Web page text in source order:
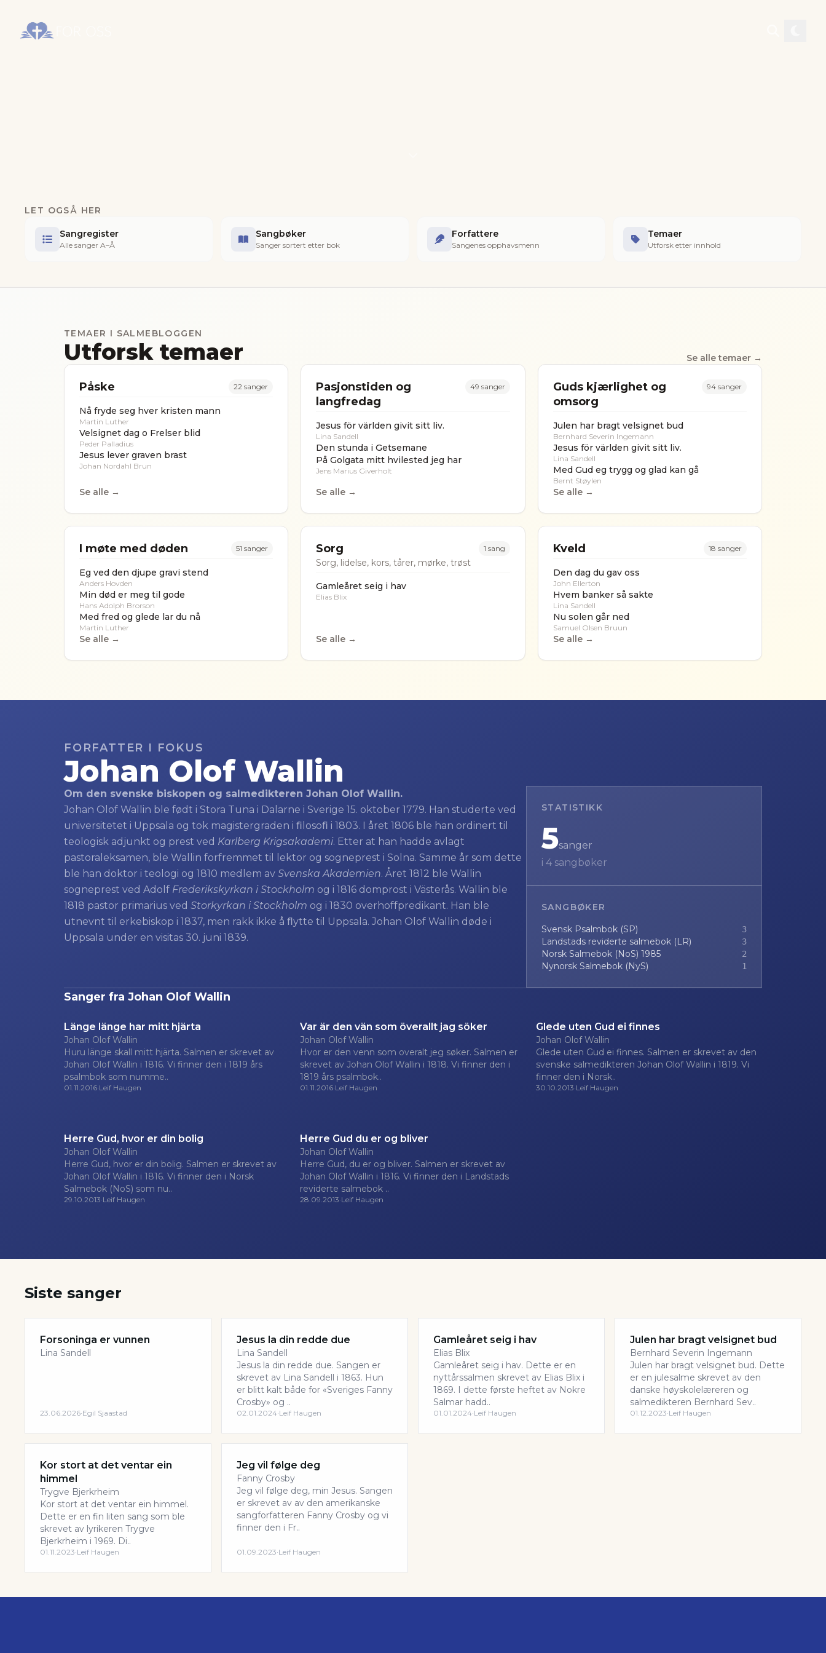
LET OGSÅ HER
Sangregister
Alle sanger A–Å
Sangbøker
Sanger sortert etter bok
Forfattere
Sangenes opphavsmenn
Temaer
Utforsk etter innhold
TEMAER I SALMEBLOGGEN
Utforsk temaer Se alle temaer →
Påske 22 sanger
Nå fryde seg hver kristen mann
Martin Luther
Velsignet dag o Frelser blid
Peder Palladius
Jesus lever graven brast
Johan Nordahl Brun
Se alle →
Pasjonstiden og
langfredag
49 sanger
Jesus för världen givit sitt liv.
Lina Sandell
Den stunda i Getsemane
På Golgata mitt hvilested jeg har
Jens Marius Giverholt
Se alle →
Guds kjærlighet og
omsorg
94 sanger
Julen har bragt velsignet bud
Bernhard Severin Ingemann
Jesus för världen givit sitt liv.
Lina Sandell
Med Gud eg trygg og glad kan gå
Bernt Støylen
Se alle →
I møte med døden 51 sanger
Eg ved den djupe gravi stend
Anders Hovden
Min død er meg til gode
Hans Adolph Brorson
Med fred og glede lar du nå
Martin Luther
Se alle →
Sorg 1 sang
Sorg, lidelse, kors, tårer, mørke, trøst
Gamleåret seig i hav
Elias Blix
Se alle →
Kveld 18 sanger
Den dag du gav oss
John Ellerton
Hvem banker så sakte
Lina Sandell
Nu solen går ned
Samuel Olsen Bruun
Se alle →
FORFATTER I FOKUS
Johan Olof Wallin
Om den svenske biskopen og salmedikteren Johan Olof Wallin.
Johan Olof Wallin ble født i Stora Tuna i Dalarne i Sverige 15. oktober 1779. Han studerte ved
universitetet i Uppsala og tok magistergraden i ﬁlosoﬁ i 1803. I året 1806 ble han ordinert til
teologisk adjunkt og prest ved Karlberg Krigsakademi. Etter at han hadde avlagt
pastoraleksamen, ble Wallin forfremmet til lektor og sogneprest i Solna. Samme år som dette
ble han doktor i teologi og 1810 medlem av Svenska Akademien. Året 1812 ble Wallin
sogneprest ved Adolf Frederikskyrkan i Stockholm og i 1816 domprost i Västerås. Wallin ble
1818 pastor primarius ved Storkyrkan i Stockholm og i 1830 overhoffpredikant. Han ble
utnevnt til erkebiskop i 1837, men rakk ikke å ﬂytte til Uppsala. Johan Olof Wallin døde i
Uppsala under en visitas 30. juni 1839.
STATISTIKK
5sanger
i 4 sangbøker
SANGBØKER
Svensk Psalmbok (SP)
3
Landstads reviderte salmebok (LR) 3
Norsk Salmebok (NoS) 1985 2
Nynorsk Salmebok (NyS) 1
Sanger fra Johan Olof Wallin
Länge länge har mitt hjärta
Johan Olof Wallin
Huru länge skall mitt hjärta. Salmen er skrevet av
Johan Olof Wallin i 1816. Vi finner den i 1819 års
psalmbok som numme..
01.11.2016·Leif Haugen
Var är den vän som överallt jag söker
Johan Olof Wallin
Hvor er den venn som overalt jeg søker. Salmen er
skrevet av Johan Olof Wallin i 1818. Vi finner den i
1819 års psalmbok..
01.11.2016·Leif Haugen
Glede uten Gud ei finnes
Johan Olof Wallin
Glede uten Gud ei finnes. Salmen er skrevet av den
svenske salmedikteren Johan Olof Wallin i 1819. Vi
finner den i Norsk..
30.10.2013·Leif Haugen
Herre Gud, hvor er din bolig
Johan Olof Wallin
Herre Gud, hvor er din bolig. Salmen er skrevet av
Johan Olof Wallin i 1816. Vi finner den i Norsk
Salmebok (NoS) som nu..
29.10.2013·Leif Haugen
Herre Gud du er og bliver
Johan Olof Wallin
Herre Gud, du er og bliver. Salmen er skrevet av
Johan Olof Wallin i 1816. Vi finner den i Landstads
reviderte salmebok ..
28.09.2013·Leif Haugen
Siste sanger
Forsoninga er vunnen
Lina Sandell
23.06.2026·Egil Sjaastad
Jesus la din redde due
Lina Sandell
Jesus la din redde due. Sangen er
skrevet av Lina Sandell i 1863. Hun
er blitt kalt både for «Sveriges Fanny
Crosby» og ..
02.01.2024·Leif Haugen
Gamleåret seig i hav
Elias Blix
Gamleåret seig i hav. Dette er en
nyttårssalmen skrevet av Elias Blix i
1869. I dette første heftet av Nokre
Salmar hadd..
01.01.2024·Leif Haugen
Julen har bragt velsignet bud
Bernhard Severin Ingemann
Julen har bragt velsignet bud. Dette
er en julesalme skrevet av den
danske høyskolelæreren og
salmedikteren Bernhard Sev..
01.12.2023·Leif Haugen
Kor stort at det ventar ein
himmel
Trygve Bjerkrheim
Kor stort at det ventar ein himmel.
Dette er en fin liten sang som ble
skrevet av lyrikeren Trygve
Bjerkrheim i 1969. Di..
01.11.2023·Leif Haugen
Jeg vil følge deg
Fanny Crosby
Jeg vil følge deg, min Jesus. Sangen
er skrevet av av den amerikanske
sangforfatteren Fanny Crosby og vi
finner den i Fr..
01.09.2023·Leif Haugen